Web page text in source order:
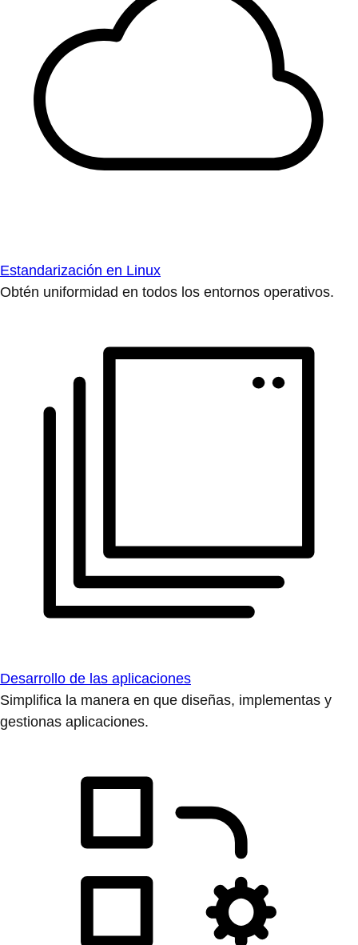
Estandarización en Linux
Obtén uniformidad en todos los entornos operativos.
Desarrollo de las aplicaciones
Simplifica la manera en que diseñas, implementas y
gestionas aplicaciones.